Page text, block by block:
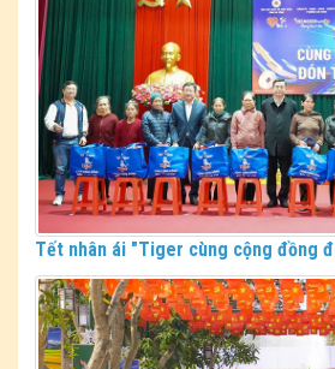
Tết nhân ái "Tiger cùng cộng đồng